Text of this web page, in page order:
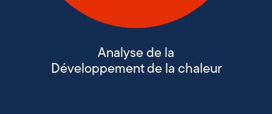
Analyse de la
Développement de la chaleur